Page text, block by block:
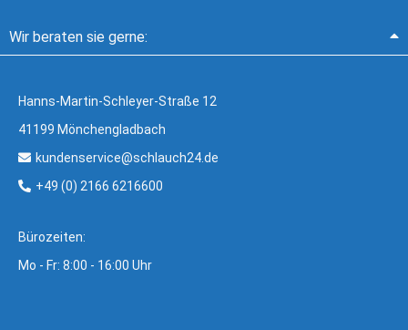
Wir beraten sie gerne:
Hanns-Martin-Schleyer-Straße 12
41199 Mönchengladbach
kundenservice@schlauch24.de
+49 (0) 2166 6216600
Bürozeiten:
Mo - Fr: 8:00 - 16:00 Uhr